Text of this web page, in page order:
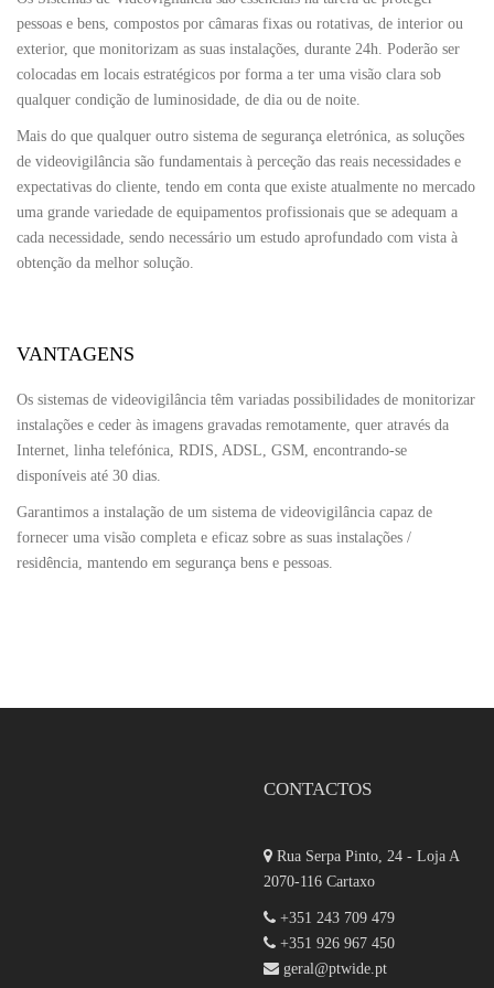
pessoas e bens, compostos por câmaras fixas ou rotativas, de interior ou
exterior, que monitorizam as suas instalações, durante 24h. Poderão ser
colocadas em locais estratégicos por forma a ter uma visão clara sob
qualquer condição de luminosidade, de dia ou de noite.
Mais do que qualquer outro sistema de segurança eletrónica, as soluções
de videovigilância são fundamentais à perceção das reais necessidades e
expectativas do cliente, tendo em conta que existe atualmente no mercado
uma grande variedade de equipamentos profissionais que se adequam a
cada necessidade, sendo necessário um estudo aprofundado com vista à
obtenção da melhor solução.
VANTAGENS
Os sistemas de videovigilância têm variadas possibilidades de monitorizar
instalações e ceder às imagens gravadas remotamente, quer através da
Internet, linha telefónica, RDIS, ADSL, GSM, encontrando-se
disponíveis até 30 dias.
Garantimos a instalação de um sistema de videovigilância capaz de
fornecer uma visão completa e eficaz sobre as suas instalações /
residência, mantendo em segurança bens e pessoas.
CONTACTOS
Rua Serpa Pinto, 24 - Loja A
2070-116 Cartaxo
+351 243 709 479
+351 926 967 450
geral@ptwide.pt